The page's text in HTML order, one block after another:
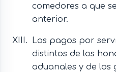
comedores a que
anterior.
Los pagos por
distintos de los
aduanales y de los